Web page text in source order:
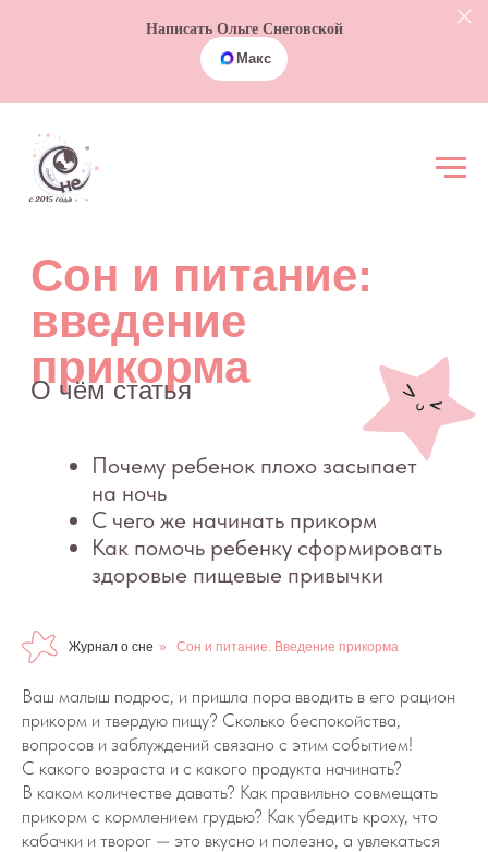
Написать Ольге Снеговской
Макс
Сон и питание:
прикорма
Почему ребенок плохо засыпает
на ночь
С чего же начинать прикорм
Как помочь ребенку сформировать
О чём статья
Журнал о сне » Сон и питание. Введение прикорма
Ваш малыш подрос, и пришла пора вводить в его рацион
прикорм и твердую пищу? Сколько беспокойства,
вопросов и заблуждений связано с этим событием!
С какого возраста и с какого продукта начинать?
В каком количестве давать? Как правильно совмещать
прикорм с кормлением грудью? Как убедить кроху, что
кабачки и творог — это вкусно и полезно, а увлекаться